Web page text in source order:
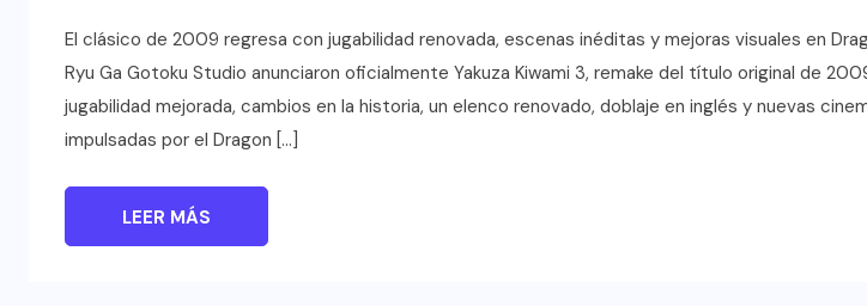
El clásico de 2009 regresa con jugabilidad renovada, escenas inéditas y mejoras visuales en
Ryu Ga Gotoku Studio anunciaron oficialmente Yakuza Kiwami 3, remake del título original de
jugabilidad mejorada, cambios en la historia, un elenco renovado, doblaje en inglés y nuevas
impulsadas por el Dragon […]
LEER MÁS